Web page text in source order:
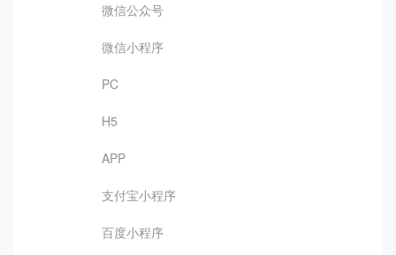
微信公众号
微信小程序
PC
H5
APP
支付宝小程序
百度小程序